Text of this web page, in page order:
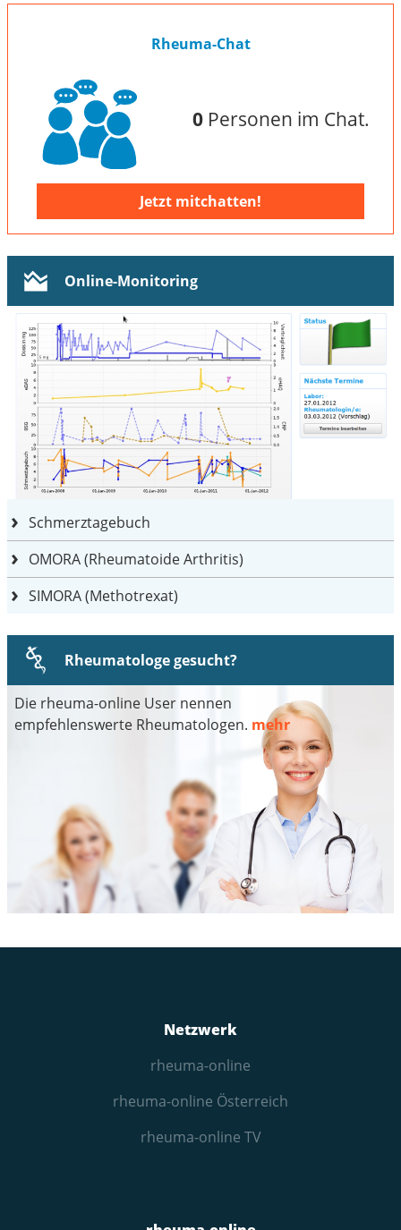
Rheuma-Chat
0Personen im Chat.
Jetzt mitchatten!
Online-Monitoring
Schmerztagebuch
OMORA (Rheumatoide Arthritis)
SIMORA (Methotrexat)
Rheumatologe gesucht?
Die rheuma-online User nennen
empfehlenswerte Rheumatologen. mehr
Netzwerk
rheuma-online
rheuma-online Österreich
rheuma-online TV